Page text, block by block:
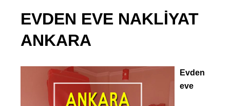
EVDEN EVE NAKLIYAT
ANKARA
Evden
eve